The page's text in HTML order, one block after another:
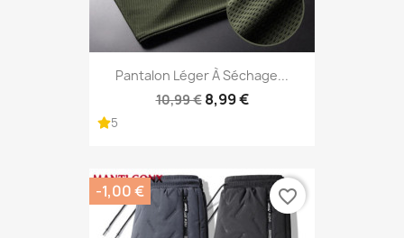
Pantalon Léger À Séchage...
10,99 € 8,99 €
5
-1,00 € favorite_border